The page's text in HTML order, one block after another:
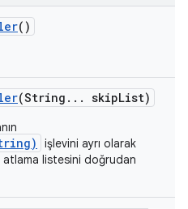
()
(String . . . skipList)
işlevini ayrı olarak
atlama listesini doğrudan